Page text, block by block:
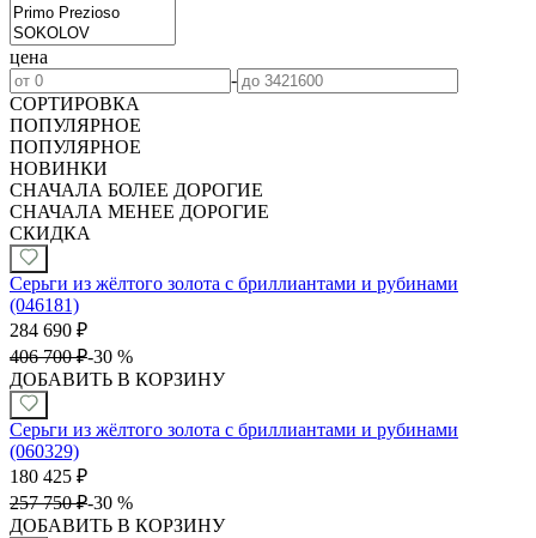
цена
-
СОРТИРОВКА
ПОПУЛЯРНОЕ
ПОПУЛЯРНОЕ
НОВИНКИ
СНАЧАЛА БОЛЕЕ ДОРОГИЕ
СНАЧАЛА МЕНЕЕ ДОРОГИЕ
СКИДКА
Серьги из жёлтого золота с бриллиантами и рубинами
(046181)
284 690 ₽
406 700 ₽-30 %
ДОБАВИТЬ В КОРЗИНУ
Серьги из жёлтого золота с бриллиантами и рубинами
(060329)
180 425 ₽
257 750 ₽-30 %
ДОБАВИТЬ В КОРЗИНУ